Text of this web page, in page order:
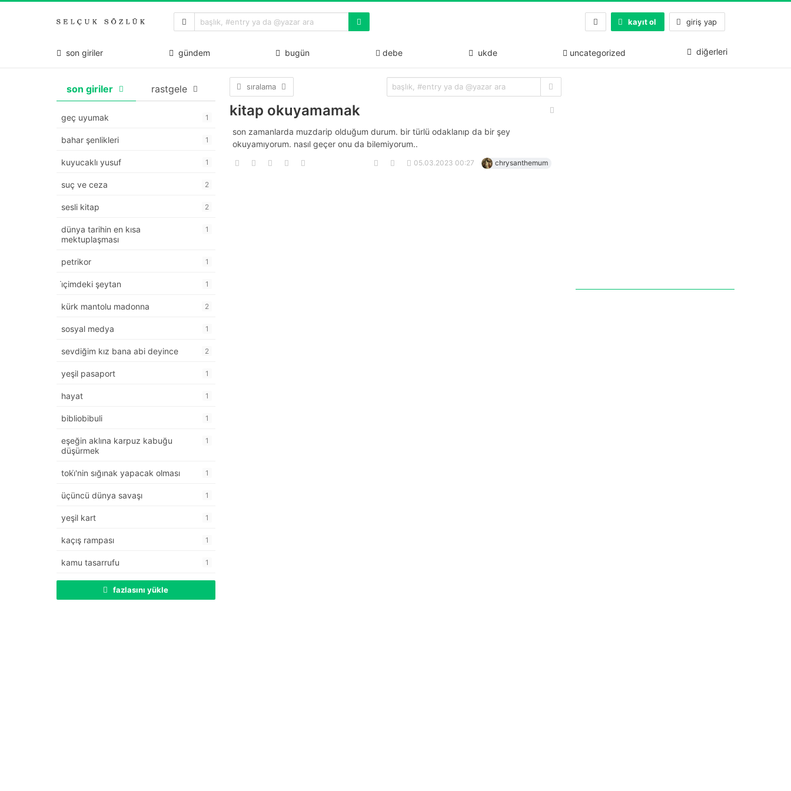
kayıt ol giriş yap
son giriler gündem bugün debe ukde uncategorized diğerleri
son giriler rastgele
geç uyumak 1
bahar şenlikleri 1
kuyucaklı yusuf 1
suç ve ceza 2
sesli kitap 2
dünya tarihin en kısa
mektuplaşması
1
petrikor 1
i̇çimdeki şeytan 1
kürk mantolu madonna 2
sosyal medya 1
sevdiğim kız bana abi deyince 2
yeşil pasaport 1
hayat 1
bibliobibuli 1
eşeğin aklına karpuz kabuğu
düşürmek
1
toki̇'nin sığınak yapacak olması 1
üçüncü dünya savaşı 1
yeşil kart 1
kaçış rampası 1
kamu tasarrufu 1
fazlasını yükle
sıralama
kitap okuyamamak
son zamanlarda muzdarip olduğum durum. bir türlü odaklanıp da bir şey
okuyamıyorum. nasıl geçer onu da bilemiyorum..
05.03.2023 00:27 chrysanthemum